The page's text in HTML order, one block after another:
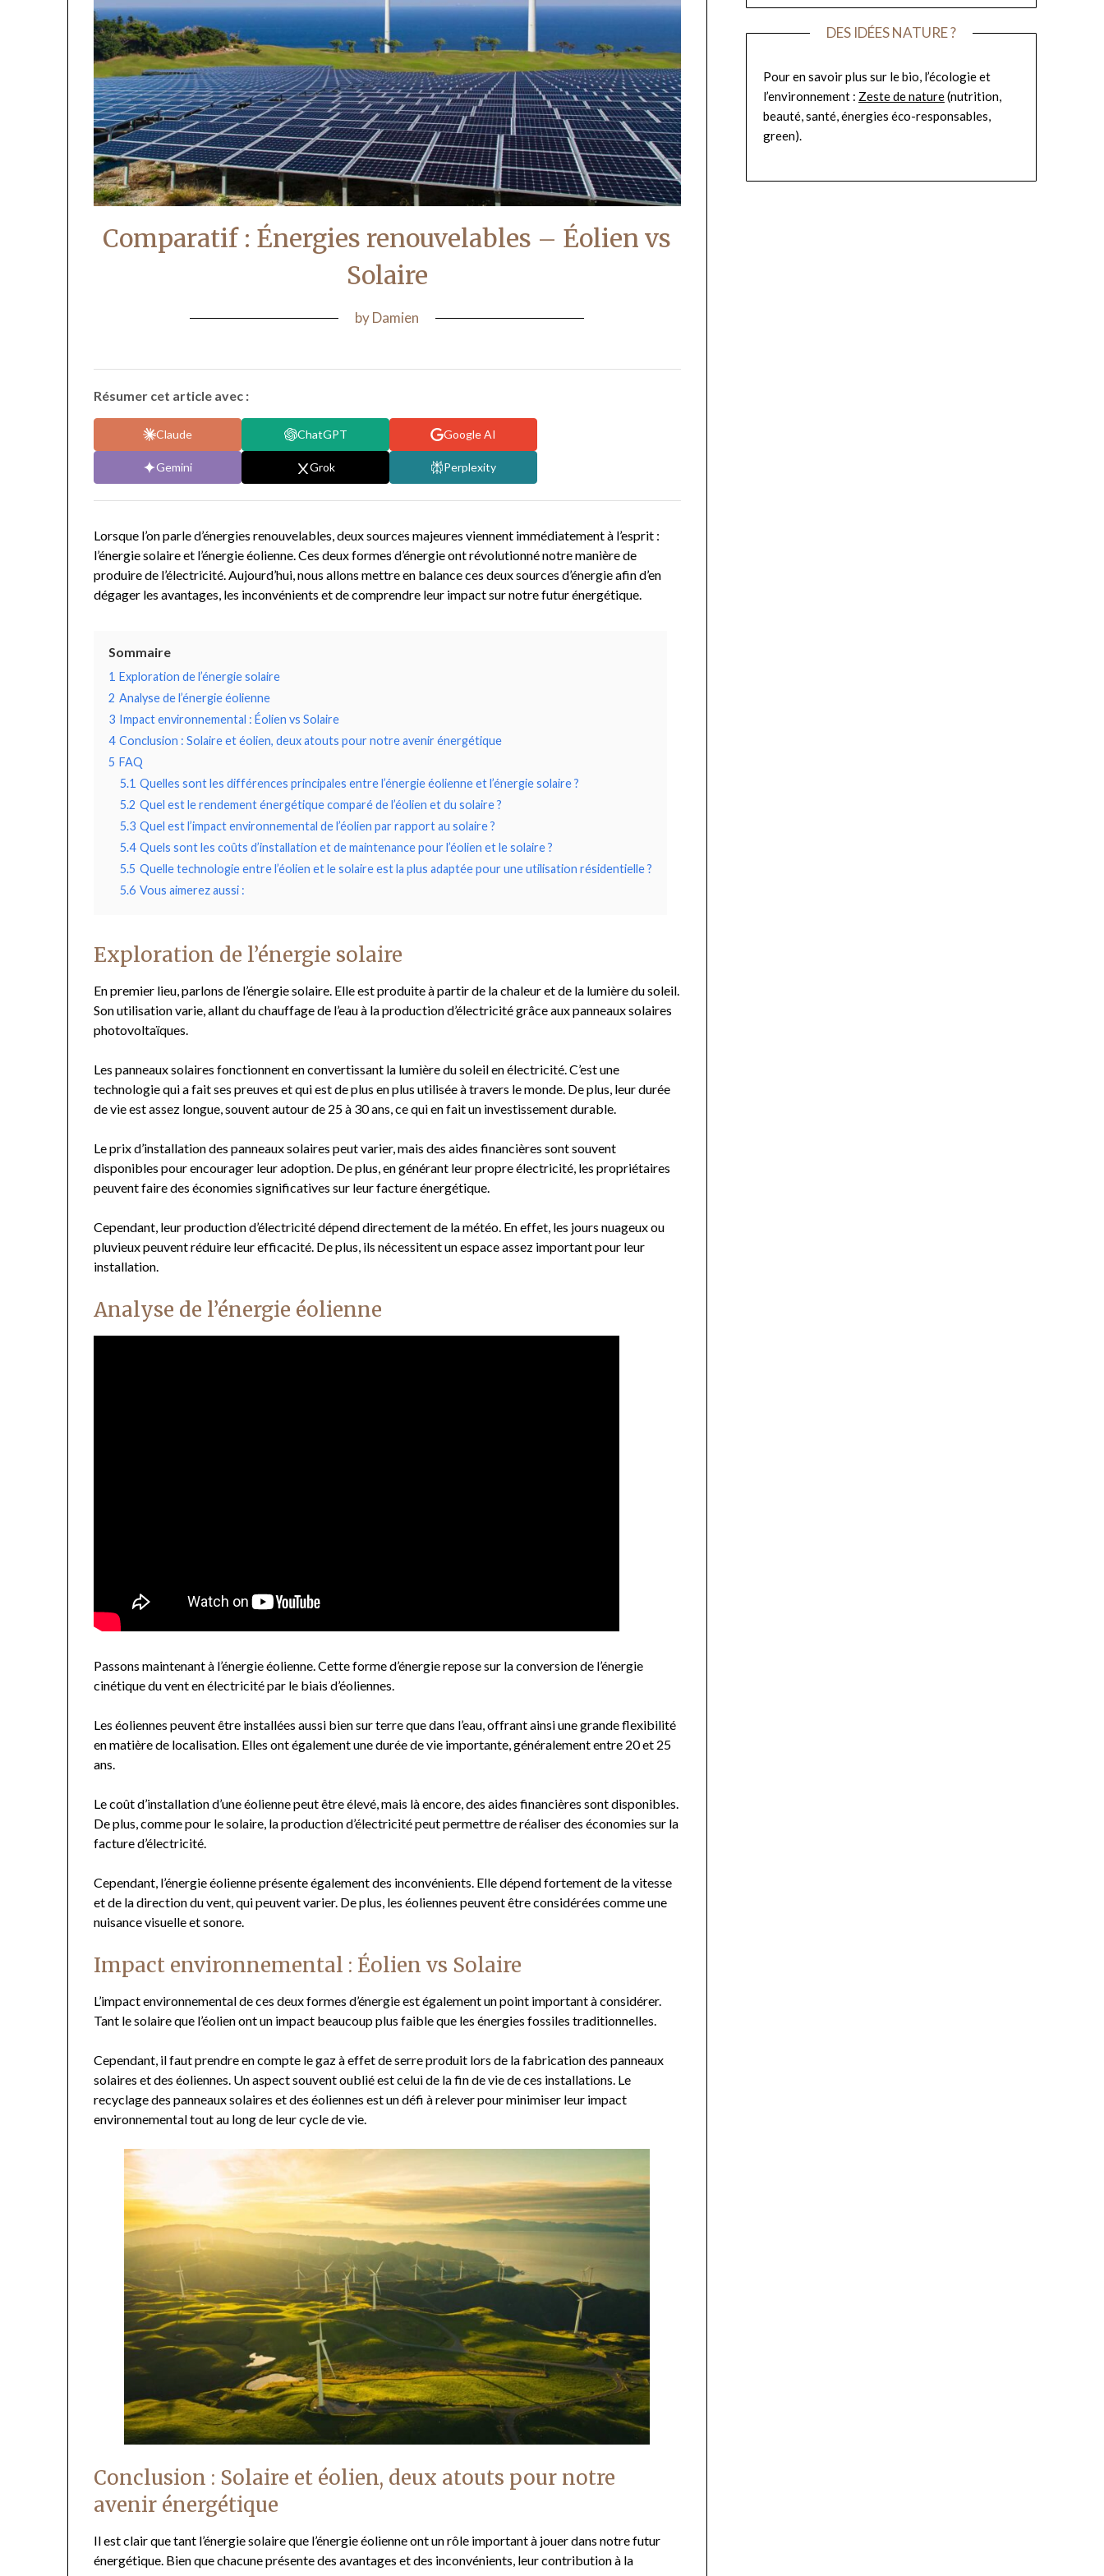
Comparatif : Énergies renouvelables – Éolien vs
Solaire
byDamien
Résumer cet article avec :
Claude ChatGPT Google AI
Gemini Grok Perplexity
Lorsque l’on parle d’énergies renouvelables, deux sources majeures viennent immédiatement à l’esprit :
l’énergie solaire et l’énergie éolienne. Ces deux formes d’énergie ont révolutionné notre manière de
produire de l’électricité. Aujourd’hui, nous allons mettre en balance ces deux sources d’énergie afin d’en
dégager les avantages, les inconvénients et de comprendre leur impact sur notre futur énergétique.
Sommaire
1 Exploration de l’énergie solaire
2 Analyse de l’énergie éolienne
3 Impact environnemental : Éolien vs Solaire
4 Conclusion : Solaire et éolien, deux atouts pour notre avenir énergétique
5 FAQ
5.1 Quelles sont les différences principales entre l’énergie éolienne et l’énergie solaire ?
5.2 Quel est le rendement énergétique comparé de l’éolien et du solaire ?
5.3 Quel est l’impact environnemental de l’éolien par rapport au solaire ?
5.4 Quels sont les coûts d’installation et de maintenance pour l’éolien et le solaire ?
5.5 Quelle technologie entre l’éolien et le solaire est la plus adaptée pour une utilisation résidentielle ?
5.6 Vous aimerez aussi :
Exploration de l’énergie solaire
En premier lieu, parlons de l’énergie solaire. Elle est produite à partir de la chaleur et de la lumière du soleil.
Son utilisation varie, allant du chauffage de l’eau à la production d’électricité grâce aux panneaux solaires
photovoltaïques.
Les panneaux solaires fonctionnent en convertissant la lumière du soleil en électricité. C’est une
technologie qui a fait ses preuves et qui est de plus en plus utilisée à travers le monde. De plus, leur durée
de vie est assez longue, souvent autour de 25 à 30 ans, ce qui en fait un investissement durable.
Le prix d’installation des panneaux solaires peut varier, mais des aides financières sont souvent
disponibles pour encourager leur adoption. De plus, en générant leur propre électricité, les propriétaires
peuvent faire des économies significatives sur leur facture énergétique.
Cependant, leur production d’électricité dépend directement de la météo. En effet, les jours nuageux ou
pluvieux peuvent réduire leur efficacité. De plus, ils nécessitent un espace assez important pour leur
installation.
Analyse de l’énergie éolienne
Passons maintenant à l’énergie éolienne. Cette forme d’énergie repose sur la conversion de l’énergie
cinétique du vent en électricité par le biais d’éoliennes.
Les éoliennes peuvent être installées aussi bien sur terre que dans l’eau, offrant ainsi une grande flexibilité
en matière de localisation. Elles ont également une durée de vie importante, généralement entre 20 et 25
ans.
Le coût d’installation d’une éolienne peut être élevé, mais là encore, des aides financières sont disponibles.
De plus, comme pour le solaire, la production d’électricité peut permettre de réaliser des économies sur la
facture d’électricité.
Cependant, l’énergie éolienne présente également des inconvénients. Elle dépend fortement de la vitesse
et de la direction du vent, qui peuvent varier. De plus, les éoliennes peuvent être considérées comme une
nuisance visuelle et sonore.
Impact environnemental : Éolien vs Solaire
L’impact environnemental de ces deux formes d’énergie est également un point important à considérer.
Tant le solaire que l’éolien ont un impact beaucoup plus faible que les énergies fossiles traditionnelles.
Cependant, il faut prendre en compte le gaz à effet de serre produit lors de la fabrication des panneaux
solaires et des éoliennes. Un aspect souvent oublié est celui de la fin de vie de ces installations. Le
recyclage des panneaux solaires et des éoliennes est un défi à relever pour minimiser leur impact
environnemental tout au long de leur cycle de vie.
Conclusion : Solaire et éolien, deux atouts pour notre
avenir énergétique
Il est clair que tant l’énergie solaire que l’énergie éolienne ont un rôle important à jouer dans notre futur
énergétique. Bien que chacune présente des avantages et des inconvénients, leur contribution à la
DES IDÉES NATURE ?
Pour en savoir plus sur le bio, l’écologie et
l’environnement : Zeste de nature(nutrition,
beauté, santé, énergies éco-responsables,
green).